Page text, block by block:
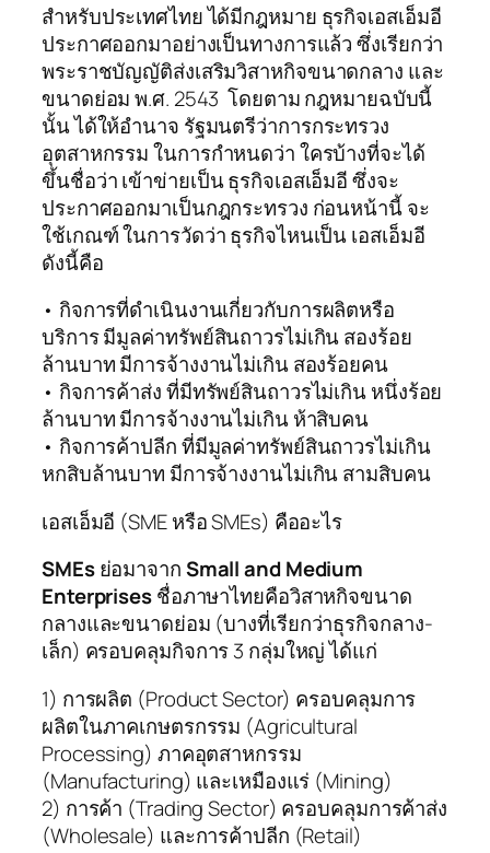
สำหรับประเทศไทย ได้มีกฎหมาย ธุรกิจเอสเอ็มอี
ประกาศออกมาอย่างเป็นทางการแล้ว ซึ่งเรียกว่า
พระราชบัญญัติส่งเสริมวิสาหกิจขนาดกลาง และ
ขนาดย่อม พ.ศ. 2543 โดยตาม กฎหมายฉบับนี้
นั้น ได้ให้อำนาจ รัฐมนตรีว่าการกระทรวง
อุตสาหกรรม ในการกำหนดว่า ใครบ้างที่จะได้
ขึ้นชื่อว่า เข้าข่ายเป็น ธุรกิจเอสเอ็มอี ซึ่งจะ
ประกาศออกมาเป็นกฎกระทรวง ก่อนหน้านี้ จะ
ใช้เกณฑ์ ในการวัดว่า ธุรกิจไหนเป็น เอสเอ็มอี
ดังนี้คือ
• กิจการที่ดำเนินงานเกี่ยวกับการผลิตหรือ
บริการ มีมูลค่าทรัพย์สินถาวรไม่เกิน สองร้อย
ล้านบาท มีการจ้างงานไม่เกิน สองร้อยคน
• กิจการค้าส่ง ที่มีทรัพย์สินถาวรไม่เกิน หนึ่งร้อย
ล้านบาท มีการจ้างงานไม่เกิน ห้าสิบคน
• กิจการค้าปลีก ที่มีมูลค่าทรัพย์สินถาวรไม่เกิน
หกสิบล้านบาท มีการจ้างงานไม่เกิน สามสิบคน
เอสเอ็มอี (SME หรือ SMEs) คืออะไร
SMEsย่อมาจากSmall and Medium
Enterprisesชื่อภาษาไทยคือวิสาหกิจขนาด
กลางและขนาดย่อม (บางที่เรียกว่าธุรกิจกลาง-
เล็ก) ครอบคลุมกิจการ 3 กลุ่มใหญ่ ได้แก่
1) การผลิต (Product Sector) ครอบคลุมการ
ผลิตในภาคเกษตรกรรม (Agricultural
Processing) ภาคอุตสาหกรรม
(Manufacturing) และเหมืองแร่ (Mining)
2) การค้า (Trading Sector) ครอบคลุมการค้าส่ง
(Wholesale) และการค้าปลีก (Retail)